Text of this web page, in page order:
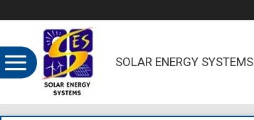
SOLAR ENERGY SYSTEMS